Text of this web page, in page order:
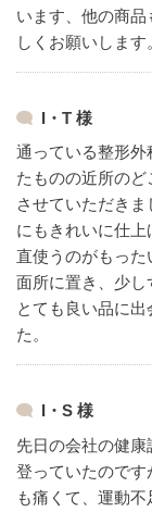
います、他の商
しくお願いします
I・T 様
通っている整形
たものの近所のど
させていただきま
にもきれいに仕上
直使うのがもった
面所に置き、少し
とても良い品に
た。
I・S 様
先日の会社の健康
登っていたので
も痛くて、運動不